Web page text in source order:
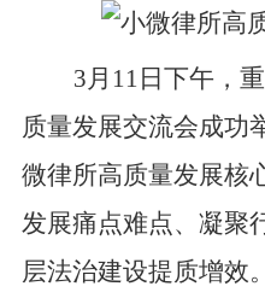
3 月 11 日下午，
质量发展交流会成功
微律所高质量发展核
发展痛点难点、凝聚
层法治建设提质增效